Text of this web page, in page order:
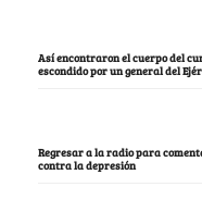
Así encontraron el cuerpo del
escondido por un general del
Regresar a la radio para
contra la depresión